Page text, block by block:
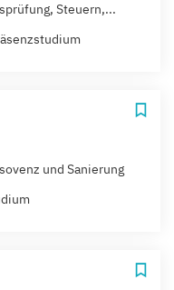
Steuern,...
und Sanierung